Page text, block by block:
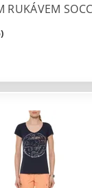
RUKÁVEM